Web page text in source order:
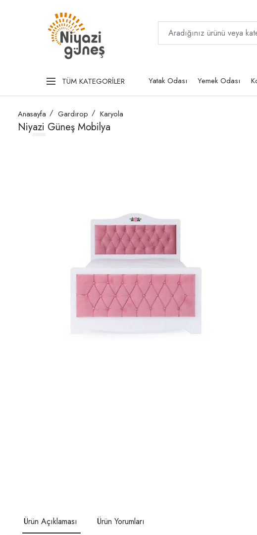
TÜM KATEGORİLER Yatak Odası Yemek Odası
Anasayfa Gardırop Karyola
Niyazi Güneş Mobilya
Ürün Açıklaması Ürün Yorumları